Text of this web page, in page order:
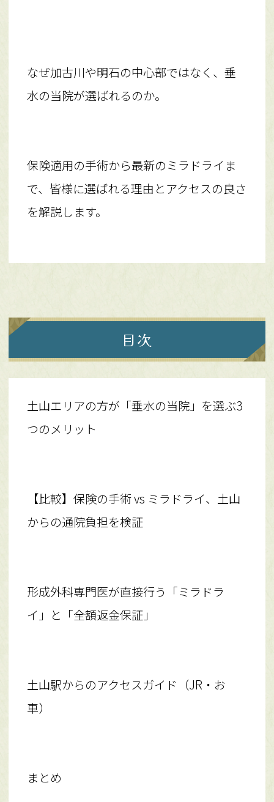
なぜ加古川や明石の中心部ではなく、垂
水の当院が選ばれるのか。
保険適用の手術から最新のミラドライま
で、皆様に選ばれる理由とアクセスの良さ
を解説します。
目次
土山エリアの方が「垂水の当院」を選ぶ3
つのメリット
【比較】保険の手術 vs ミラドライ、土山
からの通院負担を検証
形成外科専門医が直接行う「ミラドラ
イ」と「全額返金保証」
土山駅からのアクセスガイド（JR・お
車）
まとめ